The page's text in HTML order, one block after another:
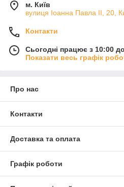
м. Київ
вулиця Іоанна Павла ІІ, 20,
Контакти
Сьогодні працює з 10:00
Показати весь графік
Про нас
Контакти
Доставка та оплата
Графік роботи